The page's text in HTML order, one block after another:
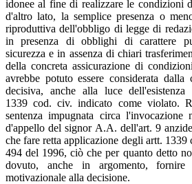
idonee al fine di realizzare le condizioni
d'altro lato, la semplice presenza o
riproduttiva dell'obbligo di legge di
in presenza di obblighi di carattere
sicurezza e in assenza di chiari
della concreta assicurazione di
avrebbe potuto essere considerata dalla
decisiva, anche alla luce dell'esistenza
1339 cod. civ. indicato come violato.
sentenza impugnata circa
d'appello del signor A.A. dell'art. 9
che fare retta applicazione degli artt.
494 del 1996, ciò che per quanto detto
dovuto, anche in argomento, fornire
motivazionale alla decisione.